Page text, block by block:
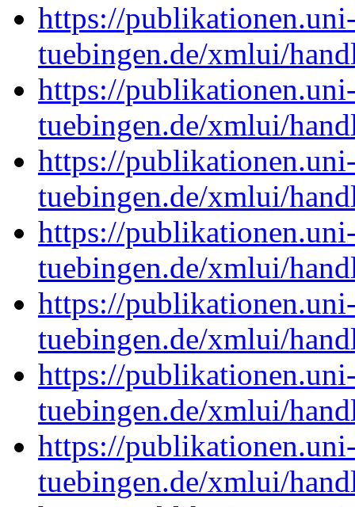
https://
tuebingen.de/xmlui/
https://
tuebingen.de/xmlui/
https://
tuebingen.de/xmlui/
https://
tuebingen.de/xmlui/
https://
tuebingen.de/xmlui/
https://
tuebingen.de/xmlui/
https://
tuebingen.de/xmlui/